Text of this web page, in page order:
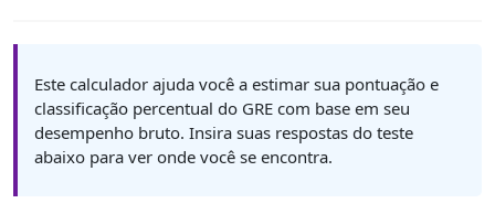
Este calculador ajuda você a estimar sua pontuação e
classificação percentual do GRE com base em seu
desempenho bruto. Insira suas respostas do teste
abaixo para ver onde você se encontra.